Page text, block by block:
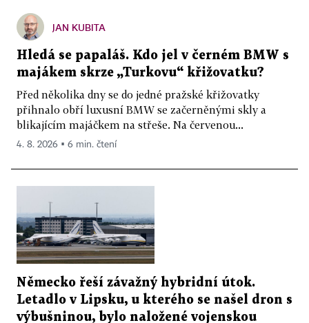
JAN KUBITA
Hledá se papaláš. Kdo jel v černém BMW s
majákem skrze „Turkovu“ křižovatku?
Před několika dny se do jedné pražské křižovatky
přihnalo obří luxusní BMW se začerněnými skly a
blikajícím majáčkem na střeše. Na červenou...
4. 8. 2026 ▪ 6 min. čtení
Německo řeší závažný hybridní útok.
Letadlo v Lipsku, u kterého se našel dron s
výbušninou, bylo naložené vojenskou